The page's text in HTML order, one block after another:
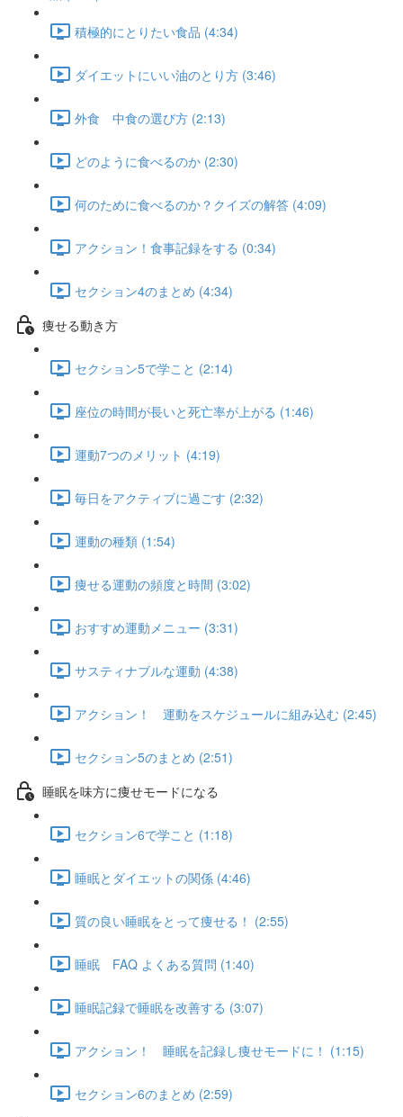
積極的にとりたい食品 (4:34)
ダイエットにいい油のとり方 (3:46)
外食 中食の選び方 (2:13)
どのように食べるのか (2:30)
何のために食べるのか？クイズの解答 (4:09)
アクション！食事記録をする (0:34)
セクション4のまとめ (4:34)
痩せる動き方
セクション5で学こと (2:14)
座位の時間が長いと死亡率が上がる (1:46)
運動7つのメリット (4:19)
毎日をアクティブに過ごす (2:32)
運動の種類 (1:54)
痩せる運動の頻度と時間 (3:02)
おすすめ運動メニュー (3:31)
サスティナブルな運動 (4:38)
アクション！ 運動をスケジュールに組み込む (2:45)
セクション5のまとめ (2:51)
睡眠を味方に痩せモードになる
セクション6で学こと (1:18)
睡眠とダイエットの関係 (4:46)
質の良い睡眠をとって痩せる！ (2:55)
睡眠 FAQ よくある質問 (1:40)
睡眠記録で睡眠を改善する (3:07)
アクション！ 睡眠を記録し痩せモードに！ (1:15)
セクション6のまとめ (2:59)